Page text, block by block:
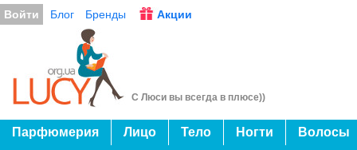
Войти Блог Бренды Акции
С Люси вы всегда в плюсе))
Парфюмерия Лицо Тело Ногти
Волосы